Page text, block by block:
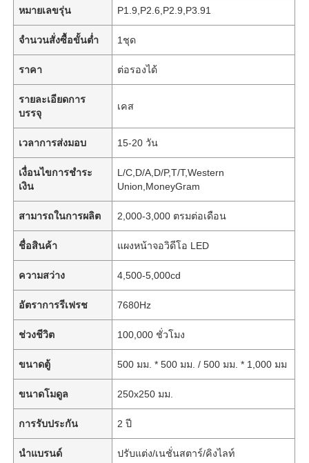
หมายเลขรุ่น P1.9,P2.6,P2.9,P3.91
จำนวนสั่งซื้อขั้นต่ำ 1ชุด
ราคา ต่อรองได้
รายละเอียดการ
บรรจุ
เคส
เวลาการส่งมอบ 15-20 วัน
เงื่อนไขการชำระ
เงิน
L/C,D/A,D/P,T/T,Western
Union,MoneyGram
สามารถในการผลิต 2,000-3,000 ตรมต่อเดือน
ชื่อสินค้า แผงหน้าจอวิดีโอ LED
ความสว่าง 4,500-5,000cd
อัตราการรีเฟรช 7680Hz
ช่วงชีวิต 100,000 ชั่วโมง
ขนาดตู้ 500 มม. * 500 มม. / 500 มม. * 1,000 มม
ขนาดโมดูล 250x250 มม.
การรับประกัน 2 ปี
นำแบรนด์ ปรับแต่ง/เนชั่นสตาร์/คิงไลท์